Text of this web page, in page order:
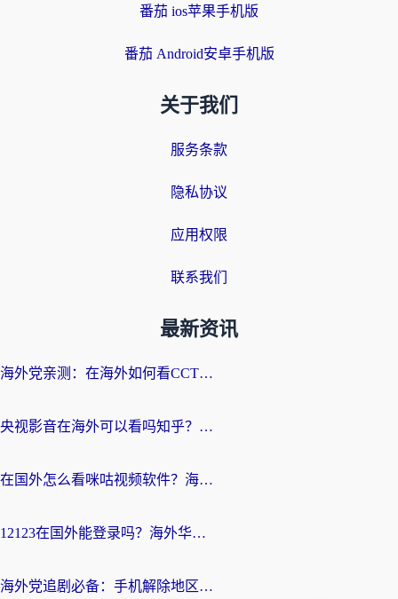
番茄 ios苹果手机版
番茄 Android安卓手机版
关于我们
服务条款
隐私协议
应用权限
联系我们
最新资讯
海外党亲测：在海外如何看CCTV？告别“仅限大陆播放”的实用指南
央视影音在海外可以看吗知乎？留学生亲测：3步解决地域限制+追剧自由
在国外怎么看咪咕视频软件？海外党亲测有效的回国加速方案
12123在国外能登录吗？海外华人必看的回国加速实用指南
海外党追剧必备：手机解除地区限制app怎么选？解决央视视频&国内剧地区限制全指南